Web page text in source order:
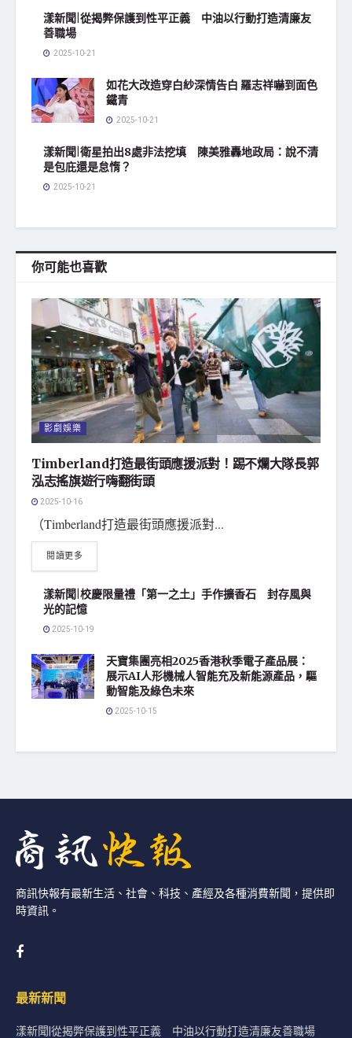
漾新聞|從揭弊保護到性平正義 中油以行動打造清廉友
善職場
2025-10-21
如花大改造穿白紗深情告白 羅志祥嚇到面色
鐵青
2025-10-21
漾新聞|衛星拍出8處非法挖填 陳美雅轟地政局：說不清
是包庇還是怠惰？
2025-10-21
你可能也喜歡
影劇娛樂
Timberland打造最街頭應援派對！踢不爛大隊長郭
泓志搖旗遊行嗨翻街頭
2025-10-16
（Timberland打造最街頭應援派對...
閱讀更多
漾新聞|校慶限量禮「第一之土」手作擴香石 封存風與
光的記憶
2025-10-19
天寶集團亮相2025香港秋季電子產品展：
展示AI人形機械人智能充及新能源產品，驅
動智能及綠色未來
2025-10-15
商訊快報有最新生活、社會、科技、產經及各種消費新聞，提供即
時資訊。
最新新聞
漾新聞|從揭弊保護到性平正義 中油以行動打造清廉友善職場